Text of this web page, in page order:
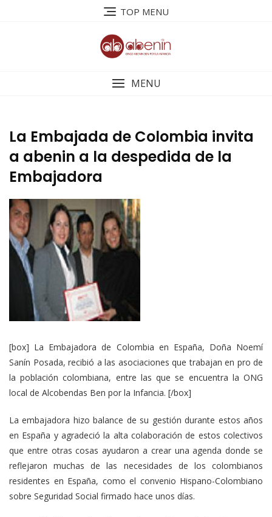
TOP MENU
MENU
La Embajada de Colombia invita
a abenin a la despedida de la
Embajadora
[box] La Embajadora de Colombia en España, Doña Noemí
Sanín Posada, recibió a las asociaciones que trabajan en pro de
la población colombiana, entre las que se encuentra la ONG
local de Alcobendas Ben por la Infancia. [/box]
La embajadora hizo balance de su gestión durante estos años
en España y agradeció la alta colaboración de estos colectivos
que entre otras cosas ayudaron a crear una agenda donde se
reflejaron muchas de las necesidades de los colombianos
residentes en España, como el convenio Hispano-Colombiano
sobre Seguridad Social firmado hace unos días.